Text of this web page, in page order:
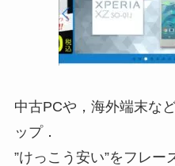
中古PCや，海外端末な
ップ．
”けっこう安い”をフレ